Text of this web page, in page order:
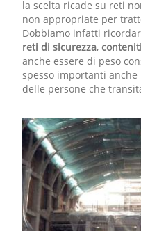
la scelta ricade su reti
non appropriate per
Dobbiamo infatti
reti di sicurezza,
anche essere di peso
spesso importanti anche
delle persone che